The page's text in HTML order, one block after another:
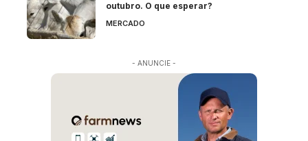
outubro. O que esperar?
MERCADO
- ANUNCIE -